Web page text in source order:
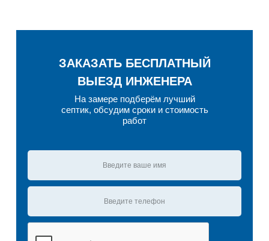
ЗАКАЗАТЬ БЕСПЛАТНЫЙ
ВЫЕЗД ИНЖЕНЕРА
На замере подберём лучший
септик, обсудим сроки и стоимость
работ